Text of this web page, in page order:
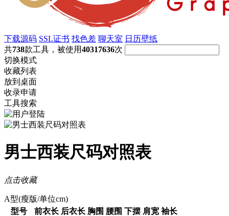
下载源码 SSL证书 找色差 聊天室 日历壁纸
共738款工具，被使用40317636次
切换模式
收藏列表
放到桌面
收录申请
工具搜索
男士西装尺码对照表
点击收藏
A型(瘦版/单位cm)
型号
前衣长 后衣长 胸围 腰围 下摆 肩宽 袖长